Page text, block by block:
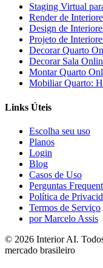
Staging Virtual
Render de
Design de
Projeto de
Decorar Quarto
Decorar Sala
Montar Quarto
Mobiliar Quarto:
Links Úteis
Escolha seu uso
Planos
Login
Blog
Casos de Uso
Perguntas
Política de
Termos de Serviço
por Marcelo Assis
© 2026 Interior AI.
mercado brasileiro